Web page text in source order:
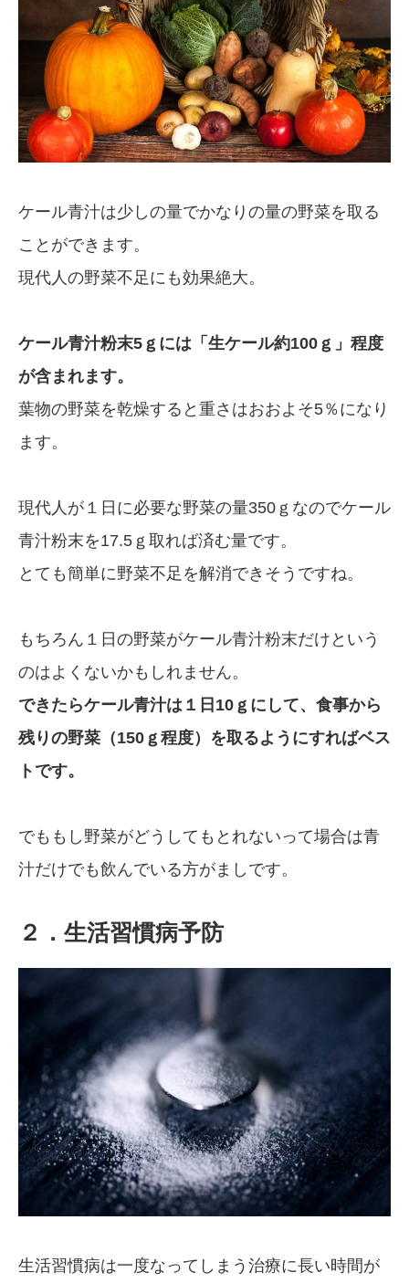
ケール青汁は少しの量でかなりの量の野菜を取る
ことができます。
現代人の野菜不足にも効果絶大。
ケール青汁粉末5ｇには「生ケール約100ｇ」程度
が含まれます。
葉物の野菜を乾燥すると重さはおおよそ5％になり
ます。
現代人が１日に必要な野菜の量350ｇなのでケール
青汁粉末を17.5ｇ取れば済む量です。
とても簡単に野菜不足を解消できそうですね。
もちろん１日の野菜がケール青汁粉末だけという
のはよくないかもしれません。
できたらケール青汁は１日10ｇにして、食事から
残りの野菜（150ｇ程度）を取るようにすればベス
トです。
でももし野菜がどうしてもとれないって場合は青
汁だけでも飲んでいる方がましです。
２．生活習慣病予防
生活習慣病は一度なってしまう治療に長い時間が